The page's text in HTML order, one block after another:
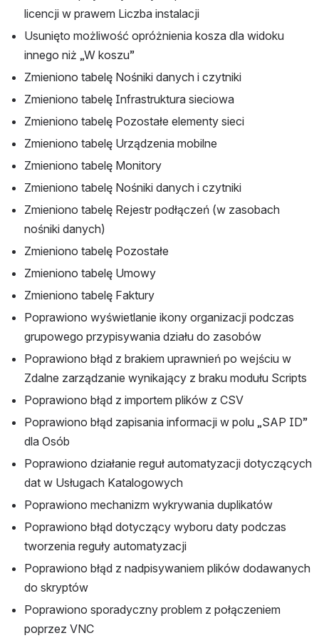
licencji w prawem Liczba instalacji
Usunięto możliwość opróżnienia kosza dla widoku
innego niż „W koszu”
Zmieniono tabelę Nośniki danych i czytniki
Zmieniono tabelę Infrastruktura sieciowa
Zmieniono tabelę Pozostałe elementy sieci
Zmieniono tabelę Urządzenia mobilne
Zmieniono tabelę Monitory
Zmieniono tabelę Nośniki danych i czytniki
Zmieniono tabelę Rejestr podłączeń (w zasobach
nośniki danych)
Zmieniono tabelę Pozostałe
Zmieniono tabelę Umowy
Zmieniono tabelę Faktury
Poprawiono wyświetlanie ikony organizacji podczas
grupowego przypisywania działu do zasobów
Poprawiono błąd z brakiem uprawnień po wejściu w
Zdalne zarządzanie wynikający z braku modułu Scripts
Poprawiono błąd z importem plików z CSV
Poprawiono błąd zapisania informacji w polu „SAP ID”
dla Osób
Poprawiono działanie reguł automatyzacji dotyczących
dat w Usługach Katalogowych
Poprawiono mechanizm wykrywania duplikatów
Poprawiono błąd dotyczący wyboru daty podczas
tworzenia reguły automatyzacji
Poprawiono błąd z nadpisywaniem plików dodawanych
do skryptów
Poprawiono sporadyczny problem z połączeniem
poprzez VNC